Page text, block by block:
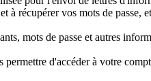
à récupérer vos mots de passe,
mots de passe et autres
d'accéder à votre